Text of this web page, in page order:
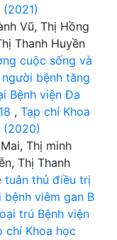
Vũ, Thị Hồng
Thanh Huyền
cuộc sống và
bệnh tăng
Bệnh viện Đa
, Tạp chí Khoa
(2020)
Thị minh
Thị Thanh
tuân thủ điều trị
viêm gan B
trú Bệnh viện
chí Khoa học